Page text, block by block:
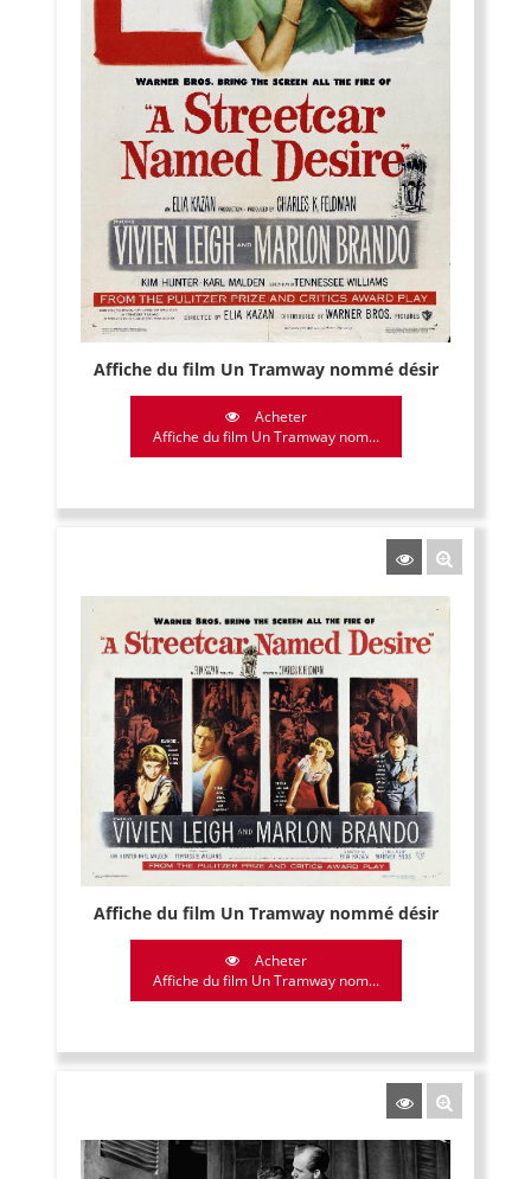
Affiche du film Un Tramway nommé désir
Acheter
Affiche du film Un Tramway nom...
Affiche du film Un Tramway nommé désir
Acheter
Affiche du film Un Tramway nom...